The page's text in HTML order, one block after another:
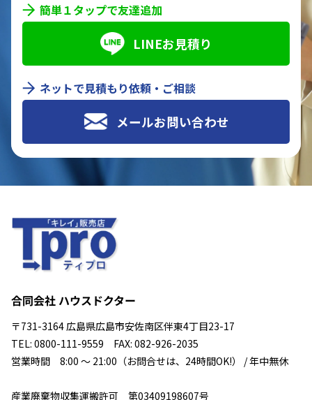
簡単１タップで友達追加
LINEお見積り
ネットで見積もり依頼・ご相談
メールお問い合わせ
合同会社 ハウスドクター
〒731-3164 広島県広島市安佐南区伴東4丁目23-17
TEL: 0800-111-9559 FAX: 082-926-2035
営業時間 8:00 ～ 21:00（お問合せは、24時間OK!） / 年中無休
産業廃棄物収集運搬許可 第03409198607号